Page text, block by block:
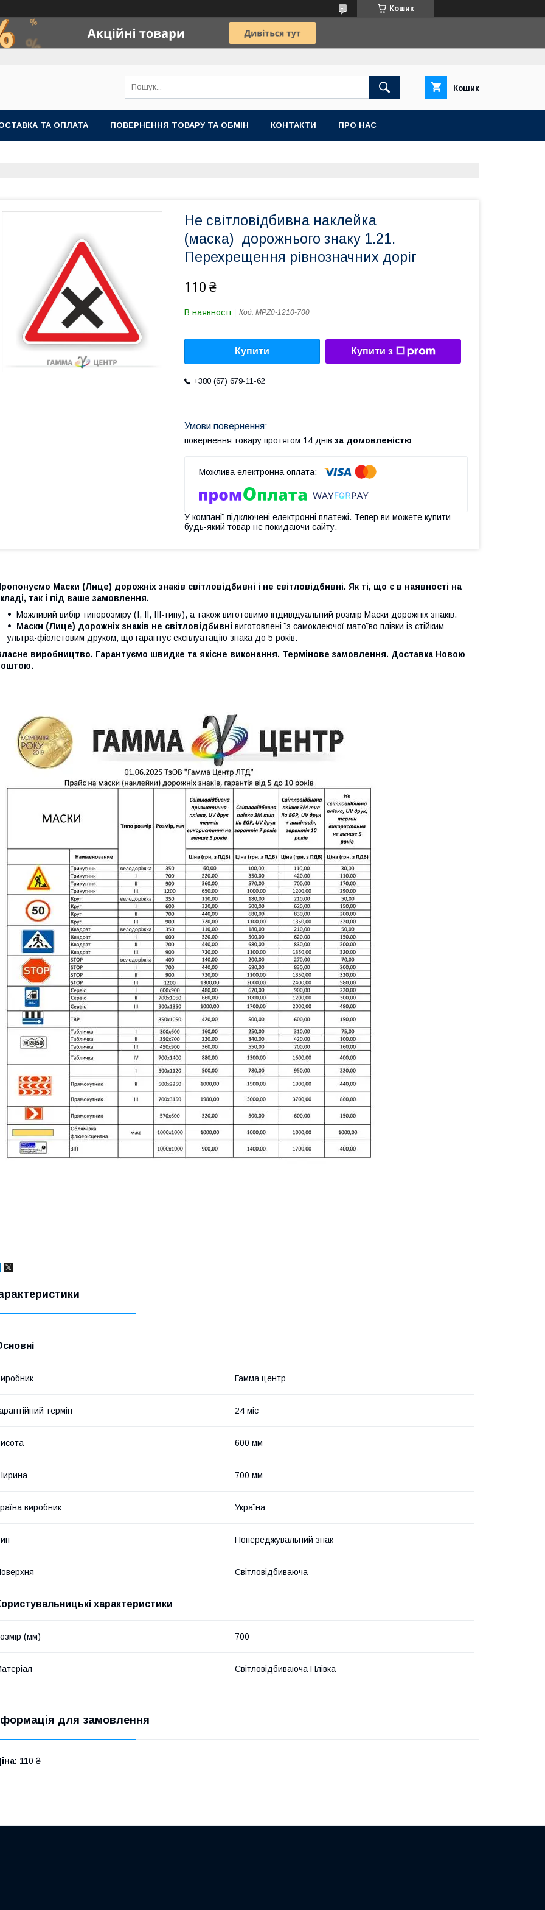
Кошик
Кошик
ТА ОПЛАТА ПОВЕРНЕННЯ ТОВАРУ ТА ОБМІН КОНТАКТИ ПРО НАС
Не світловідбивна наклейка
(маска) дорожнього знаку 1.21.
Перехрещення рівнозначних доріг
110 ₴
В наявності Код: MPZ0-1210-700
Купити Купити з
+380 (67) 679-11-62
повернення товару протягом 14 днів за домовленістю
У компанії підключені електронні платежі. Тепер ви можете купити
будь-який товар не покидаючи сайту.
Маски (Лице) дорожніх знаків світловідбивні і не світловідбивні. Як ті, що є в наявності на
так і під ваше замовлення.
Можливий вибір типорозміру (І, ІІ, ІІІ-типу), а також виготовимо індивідуальний розмір Маски дорожніх знаків.
Маски (Лице) дорожніх знаків не світловідбивні виготовлені їз самоклеючої матоїво плівки із стійким
ультра-фіолетовим друком, що гарантує експлуатацію знака до 5 років.
виробництво. Гарантуємо швидке та якісне виконання. Термінове замовлення. Доставка Новою
Гамма центр
термін 24 міс
600 мм
700 мм
виробник Україна
Попереджувальний знак
Світловідбиваюча
характеристики
(мм) 700
Світловідбиваюча Плівка
для замовлення
110 ₴